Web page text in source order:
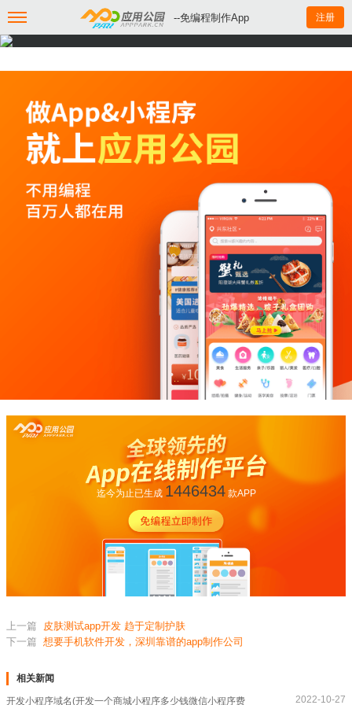
--免编程制作App 注册
迄今为止已生成 1446434款APP
上一篇
皮肤测试app开发 趋于定制护肤
下一篇 想要手机软件开发，深圳靠谱的app制作公司
相关新闻
开发小程序域名(开发一个商城小程序多少钱微信小程序费 2022-10-27